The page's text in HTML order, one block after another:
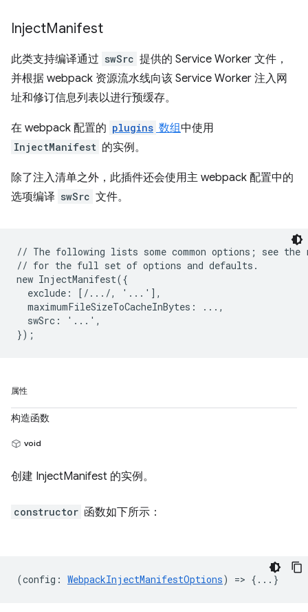
InjectManifest
此类支持编译通过 swSrc 提供的 Service Worker 文件，
并根据 webpack 资源流水线向该 Service Worker 注入网
址和修订信息列表以进行预缓存。
在 webpack 配置的 plugins 数组中使用
InjectManifest 的实例。
除了注入清单之外，此插件还会使用主 webpack 配置中的
选项编译 swSrc 文件。
// The following lists some common options; see the
// for the full set of options and defaults.
new InjectManifest({
  exclude: [/.../, '...'],
  maximumFileSizeToCacheInBytes: ...,
  swSrc: '...',
属性
构造函数
void
创建 InjectManifest 的实例。
constructor 函数如下所示：
(config : WebpackInjectManifestOptions) => {...}